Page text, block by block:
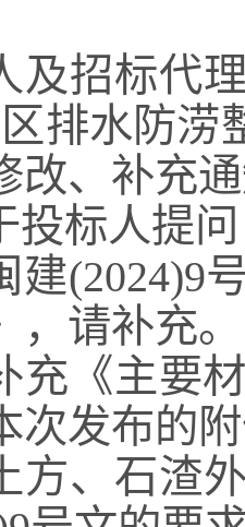
及招标代
排水防涝
改、补充
投标人提问
(2024)9
请补充。
充《主要
次发布的
、石渣